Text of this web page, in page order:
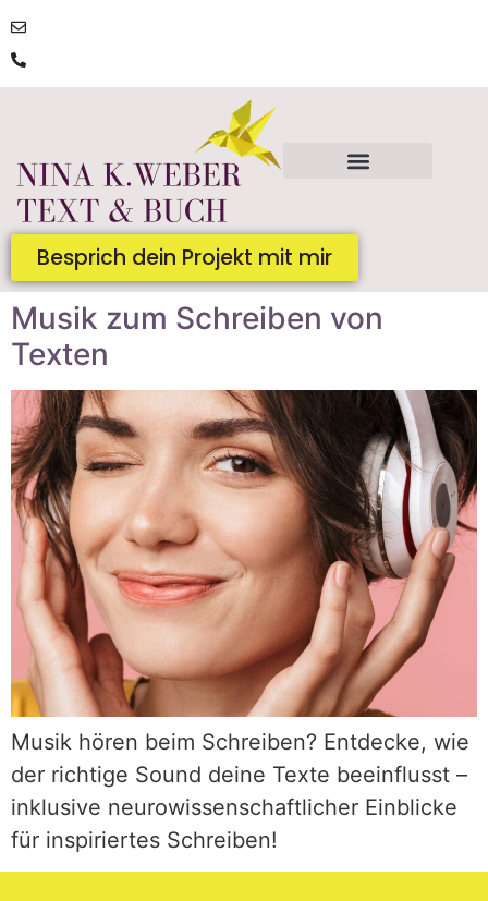
Besprich dein Projekt mit mir
Musik zum Schreiben von
Texten
Musik hören beim Schreiben? Entdecke, wie
der richtige Sound deine Texte beeinflusst –
inklusive neurowissenschaftlicher Einblicke
für inspiriertes Schreiben!